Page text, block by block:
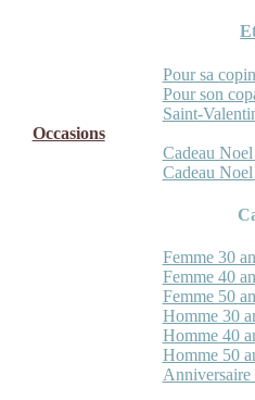
Pour sa
Pour son
Saint-
Occasions
Cadeau
Cadeau
Femme 30
Femme 40
Femme 50
Homme 30
Homme 40
Homme 50
Anniversaire